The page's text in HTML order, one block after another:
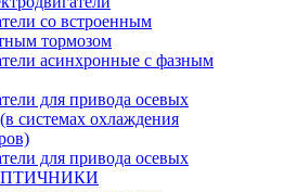
со встроенным
тормозом
асинхронные с фазным
для привода осевых
системах охлаждения
для привода осевых
ПТИЧНИКИ